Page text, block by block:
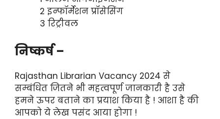
2 इन्फॉर्मेशन प्रॉसेसिंग
3 रिट्रीवल
निष्कर्ष –
Rajasthan Librarian Vacancy 2024 से
सम्बंधित जितने भी महत्वपूर्ण जानकारी है उसे
हमने ऊपर बताने का प्रयाश किया है ! आशा है की
आपको ये लेख पसंद आया होगा !